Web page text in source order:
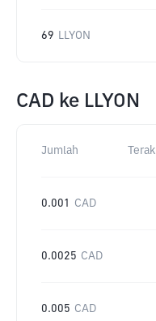
69 LLYON
CAD ke LLYON
Jumlah
0.001 CAD
0.0025 CAD
0.005 CAD